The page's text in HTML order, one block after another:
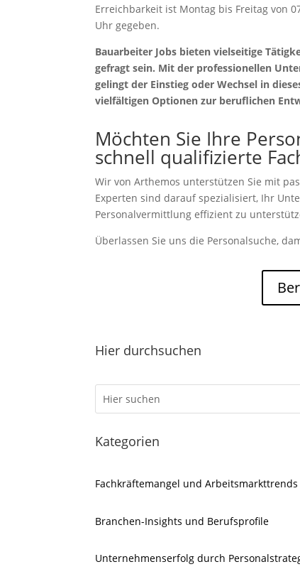
Erreichbarkeit ist Montag bis Freitag von
Uhr gegeben.
Bauarbeiter Jobs bieten vielseitige
gefragt sein. Mit der professionellen
gelingt der Einstieg oder Wechsel in
vielfältigen Optionen zur beruflichen
Möchten Sie Ihre
schnell qualifizierte
Wir von Arthemos unterstützen Sie mit
Experten sind darauf spezialisiert, Ihr
Personalvermittlung effizient zu
Überlassen Sie uns die Personalsuche,
Hier durchsuchen
Kategorien
Fachkräftemangel und Arbeitsmarkttrends
Branchen-Insights und Berufsprofile
Unternehmenserfolg durch